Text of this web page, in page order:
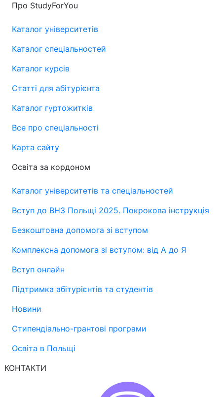
Про StudyForYou
Каталог університетів
Каталог спеціальностей
Каталог курсів
Статті для абітурієнта
Каталог гуртожитків
Все про спеціальності
Карта сайту
Освіта за кордоном
Каталог університетів та спеціальностей
Вступ до ВНЗ Польщі 2025. Покрокова інструкція
Безкоштовна допомога зі вступом
Комплексна допомога зі вступом: від А до Я
Вступ онлайн
Підтримка абітурієнтів та студентів
Новини
Стипендіально-грантові програми
Освіта в Польщі
КОНТАКТИ